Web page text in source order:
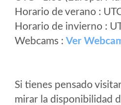
Horario de verano :
Horario de invierno :
Webcams : Ver
Si tienes pensado
mirar la disponibilidad